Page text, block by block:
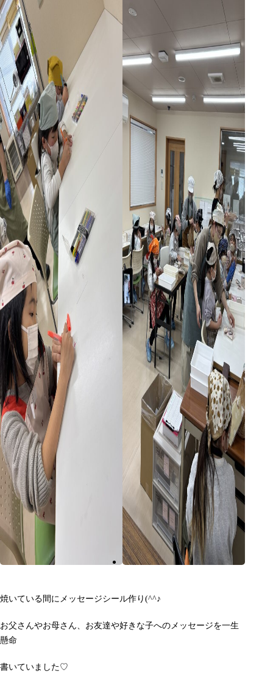
焼いている間にメッセージシール作り(^^♪
お父さんやお母さん、お友達や好きな子へのメッセージを一生
懸命
書いていました♡